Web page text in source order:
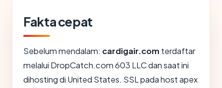
Fakta cepat
Sebelum mendalam: cardigair.com terdaftar
melalui DropCatch.com 603 LLC dan saat ini
dihosting di United States. SSL pada host apex